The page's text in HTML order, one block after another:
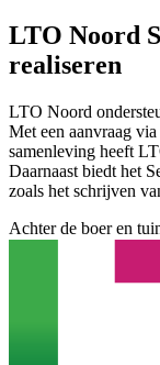
LTO Noord
realiseren
LTO Noord
Met een aanvraag
samenleving heeft
Daarnaast biedt het
zoals het schrijven
Achter de boer en